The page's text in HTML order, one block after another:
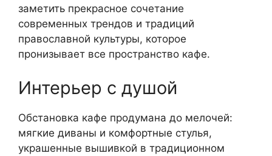
заметить прекрасное сочетание
современных трендов и традиций
православной культуры, которое
пронизывает все пространство кафе.
Интерьер с душой
Обстановка кафе продумана до мелочей:
мягкие диваны и комфортные стулья,
украшенные вышивкой в традиционном